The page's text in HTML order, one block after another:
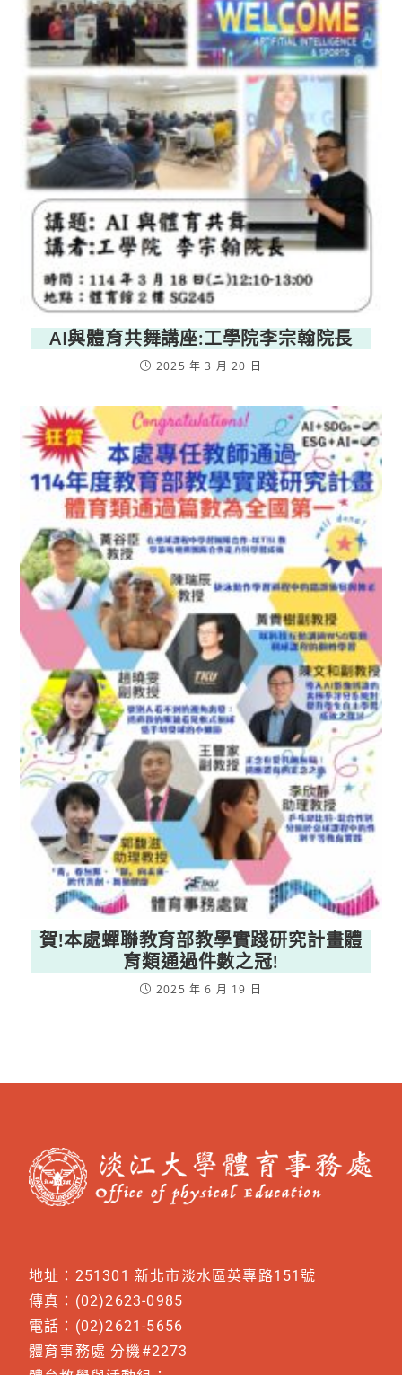
AI與體育共舞講座:工學院李宗翰院長
2025 年 3 月 20 日
賀!本處蟬聯教育部教學實踐研究計畫體
育類通過件數之冠!
2025 年 6 月 19 日
地址：251301 新北市淡水區英專路151號
傳真：(02)2623-0985
電話：(02)2621-5656
體育事務處 分機#2273